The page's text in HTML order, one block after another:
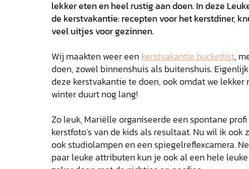
lekker eten en heel rustig aan doen. In deze
de kerstvakantie: recepten voor het kerstdiner,
veel uitjes voor gezinnen.
Wij maakten weer een kerstvakantie bucketlist,
doen, zowel binnenshuis als buitenshuis.
deze kerstvakantie te doen, ook omdat we
winter duurt nog lang!
Zo leuk, Mariëlle organiseerde een spontane
kerstfoto’s van de kids als resultaat. Nu wil ik ook
ook studiolampen en een spiegelreflexcamera.
paar leuke attributen kun je ook al een hele